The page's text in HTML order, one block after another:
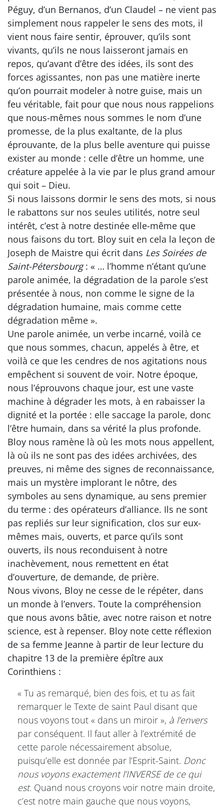
Péguy, d’un Bernanos, d’un Claudel – ne vient pas
simplement nous rappeler le sens des mots, il
vient nous faire sentir, éprouver, qu’ils sont
vivants, qu’ils ne nous laisseront jamais en
repos, qu’avant d’être des idées, ils sont des
forces agissantes, non pas une matière inerte
qu’on pourrait modeler à notre guise, mais un
feu véritable, fait pour que nous nous rappelions
que nous-mêmes nous sommes le nom d’une
promesse, de la plus exaltante, de la plus
éprouvante, de la plus belle aventure qui puisse
exister au monde : celle d’être un homme, une
créature appelée à la vie par le plus grand amour
qui soit – Dieu.
Si nous laissons dormir le sens des mots, si nous
le rabattons sur nos seules utilités, notre seul
intérêt, c’est à notre destinée elle-même que
nous faisons du tort. Bloy suit en cela la leçon de
Joseph de Maistre qui écrit dans Les Soirées de
Saint-Pétersbourg: « … l’homme n’étant qu’une
parole animée, la dégradation de la parole s’est
présentée à nous, non comme le signe de la
dégradation humaine, mais comme cette
dégradation même ».
Une parole animée, un verbe incarné, voilà ce
que nous sommes, chacun, appelés à être, et
voilà ce que les cendres de nos agitations nous
empêchent si souvent de voir. Notre époque,
nous l’éprouvons chaque jour, est une vaste
machine à dégrader les mots, à en rabaisser la
dignité et la portée : elle saccage la parole, donc
l’être humain, dans sa vérité la plus profonde.
Bloy nous ramène là où les mots nous appellent,
là où ils ne sont pas des idées archivées, des
preuves, ni même des signes de reconnaissance,
mais un mystère implorant le nôtre, des
symboles au sens dynamique, au sens premier
du terme : des opérateurs d’alliance. Ils ne sont
pas repliés sur leur signification, clos sur eux-
mêmes mais, ouverts, et parce qu’ils sont
ouverts, ils nous reconduisent à notre
inachèvement, nous remettent en état
d’ouverture, de demande, de prière.
Nous vivons, Bloy ne cesse de le répéter, dans
un monde à l’envers. Toute la compréhension
que nous avons bâtie, avec notre raison et notre
science, est à repenser. Bloy note cette réflexion
de sa femme Jeanne à partir de leur lecture du
chapitre 13 de la première épître aux
Corinthiens :
« Tu as remarqué, bien des fois, et tu as fait
remarquer le Texte de saint Paul disant que
nous voyons tout « dans un miroir », à l’envers
par conséquent. Il faut aller à l’extrémité de
cette parole nécessairement absolue,
puisqu’elle est donnée par l’Esprit-Saint. Donc
nous voyons exactement l’INVERSE de ce qui
est. Quand nous croyons voir notre main droite,
c’est notre main gauche que nous voyons,